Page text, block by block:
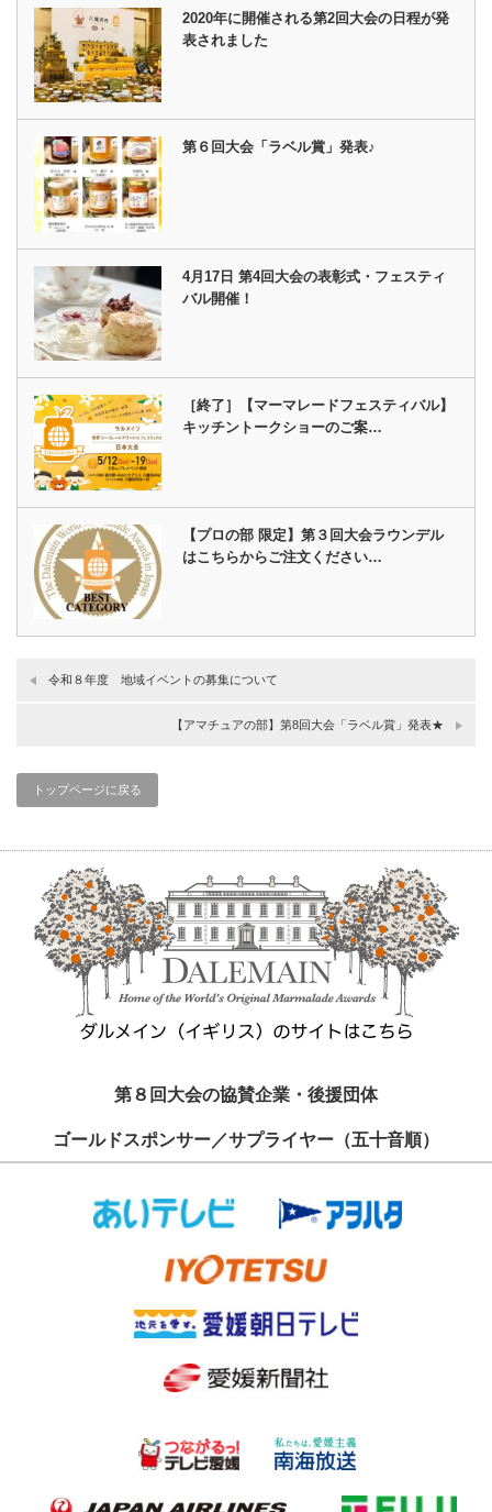
2020年に開催される第2回大会の日程が発
表されました
第６回大会「ラベル賞」発表♪
4月17日 第4回大会の表彰式・フェスティ
バル開催！
［終了］【マーマレードフェスティバル】
キッチントークショーのご案…
【プロの部 限定】第３回大会ラウンデル
はこちらからご注文ください…
令和８年度 地域イベントの募集について
【アマチュアの部】第8回大会「ラベル賞」発表★
トップページに戻る
第８回大会の協賛企業・後援団体
ゴールドスポンサー／サプライヤー（五十音順）